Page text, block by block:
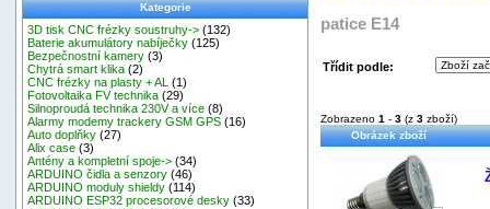
Kategorie
3D tisk CNC frézky soustruhy-> (132)
Baterie akumulátory nabíječky (125)
Bezpečnostní kamery (3)
Chytrá smart klika (2)
CNC frézky na plasty + AL
(1)
Fotovoltaika FV technika (29)
Silnoproudá technika 230V a více (8)
Alarmy modemy trackery GSM GPS (16)
Auto doplňky (27)
Alix case (3)
Antény a kompletní spoje-> (34)
ARDUINO čidla a senzory (46)
ARDUINO moduly shieldy (114)
ARDUINO ESP32 procesorové desky (33)
patice E14
Třídit podle:
Zobrazeno 1 - 3 (z 3 zboží)
Obrázek zboží